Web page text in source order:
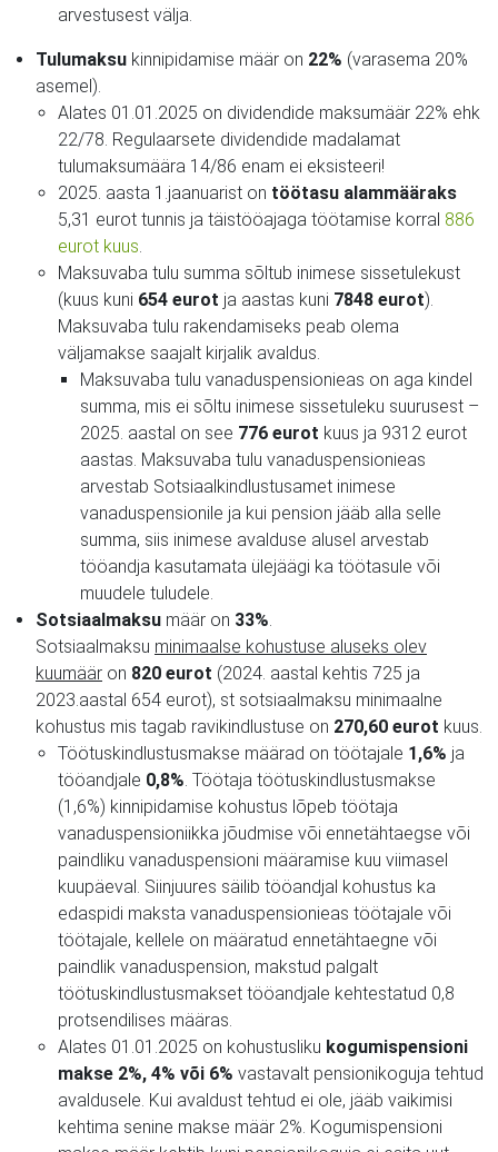
arvestusest välja.
Tulumaksu kinnipidamise määr on 22% (varasema 20%
asemel).
Alates 01.01.2025 on dividendide maksumäär 22% ehk
22/78. Regulaarsete dividendide madalamat
tulumaksumäära 14/86 enam ei eksisteeri!
2025. aasta 1.jaanuarist on töötasu alammääraks
5,31 eurot tunnis ja täistööajaga töötamise korral 886
eurot kuus
Maksuvaba tulu summa sõltub inimese sissetulekust
(kuus kuni 654 eurot ja aastas kuni 7848 eurot).
Maksuvaba tulu rakendamiseks peab olema
väljamakse saajalt kirjalik avaldus.
Maksuvaba tulu vanaduspensionieas on aga kindel
summa, mis ei sõltu inimese sissetuleku suurusest –
2025. aastal on see 776 eurot kuus ja 9312 eurot
aastas. Maksuvaba tulu vanaduspensionieas
arvestab Sotsiaalkindlustusamet inimese
vanaduspensionile ja kui pension jääb alla selle
summa, siis inimese avalduse alusel arvestab
tööandja kasutamata ülejäägi ka töötasule või
muudele tuludele.
Sotsiaalmaksu määr on 33%
Sotsiaalmaksu minimaalse kohustuse aluseks olev
kuumäär on 820 eurot (2024. aastal kehtis 725 ja
2023.aastal 654 eurot), st sotsiaalmaksu minimaalne
kohustus mis tagab ravikindlustuse on 270,60 eurot kuus.
Töötuskindlustusmakse määrad on töötajale 1,6% ja
tööandjale 0,8% . Töötaja töötuskindlustusmakse
(1,6%) kinnipidamise kohustus lõpeb töötaja
vanaduspensioniikka jõudmise või ennetähtaegse või
paindliku vanaduspensioni määramise kuu viimasel
kuupäeval. Siinjuures säilib tööandjal kohustus ka
edaspidi maksta vanaduspensionieas töötajale või
töötajale, kellele on määratud ennetähtaegne või
paindlik vanaduspension, makstud palgalt
töötuskindlustusmakset tööandjale kehtestatud 0,8
protsendilises määras.
Alates 01.01.2025 on kohustusliku kogumispensioni
makse 2%, 4% või 6% vastavalt pensionikoguja tehtud
avaldusele. Kui avaldust tehtud ei ole, jääb vaikimisi
kehtima senine makse määr 2%. Kogumispensioni